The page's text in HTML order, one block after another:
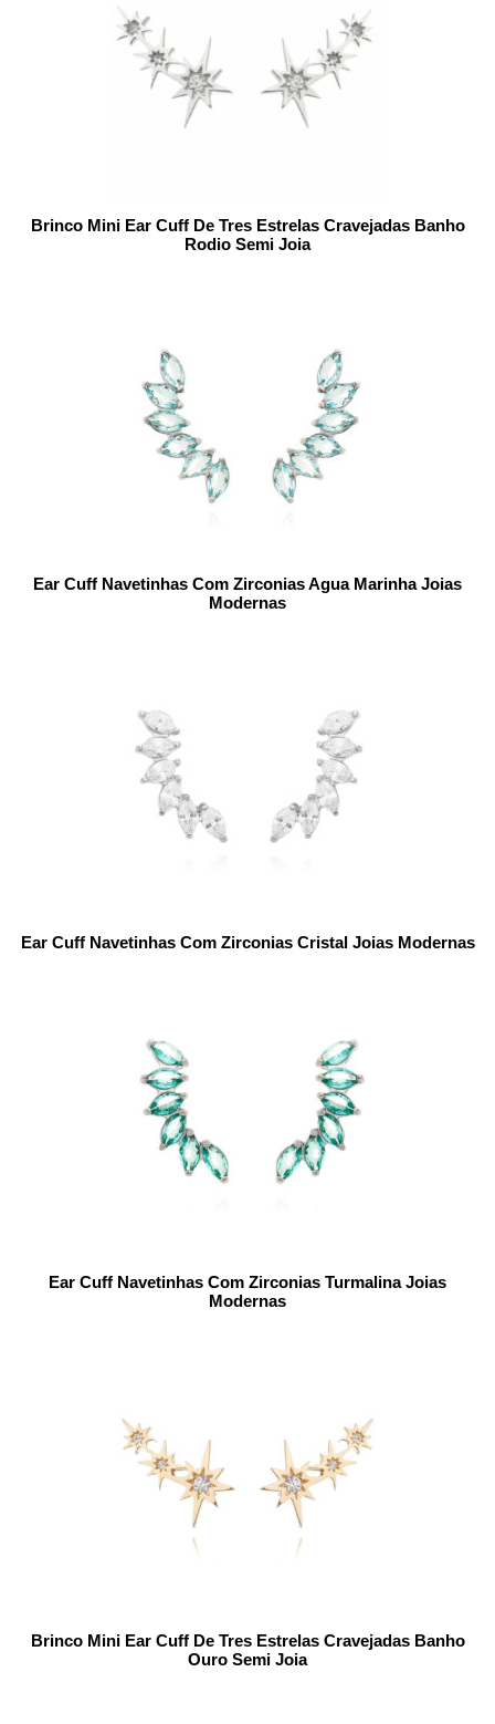
Brinco Mini Ear Cuff De Tres Estrelas Cravejadas Banho
Rodio Semi Joia
Ear Cuff Navetinhas Com Zirconias Agua Marinha Joias
Modernas
Ear Cuff Navetinhas Com Zirconias Cristal Joias Modernas
Ear Cuff Navetinhas Com Zirconias Turmalina Joias
Modernas
Brinco Mini Ear Cuff De Tres Estrelas Cravejadas Banho
Ouro Semi Joia